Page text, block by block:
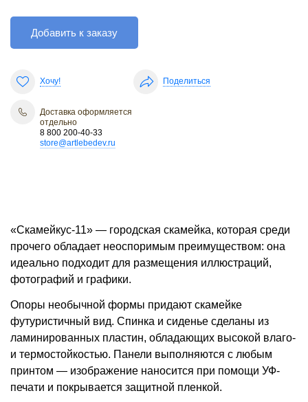
Добавить к заказу
Хочу! Поделиться
Доставка оформляется
отдельно
8 800 200-40-33
store@artlebedev.ru
«Скамейкус-11» — городская скамейка, которая среди
прочего обладает неоспоримым преимуществом: она
идеально подходит для размещения иллюстраций,
фотографий и графики.
Опоры необычной формы придают скамейке
футуристичный вид. Спинка и сиденье сделаны из
ламинированных пластин, обладающих высокой влаго-
и термостойкостью. Панели выполняются с любым
принтом — изображение наносится при помощи УФ-
печати и покрывается защитной пленкой.